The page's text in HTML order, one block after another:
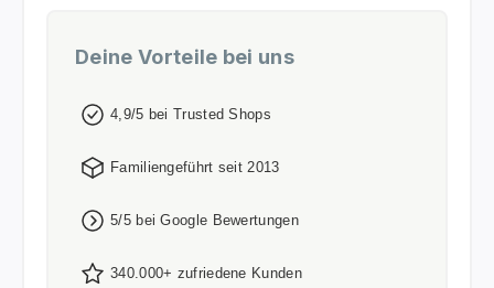
Deine Vorteile bei uns
4,9/5 bei Trusted Shops
Familiengeführt seit 2013
5/5 bei Google Bewertungen
340.000+ zufriedene Kunden